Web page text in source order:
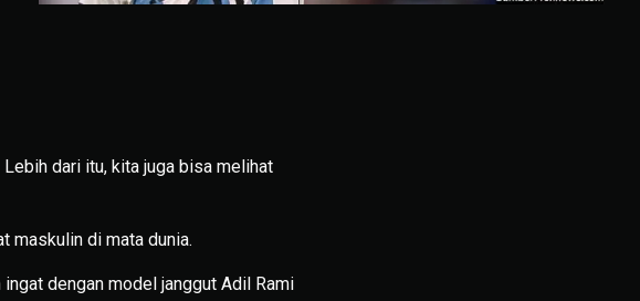
dari itu, kita juga bisa melihat
maskulin di mata dunia.
dengan model janggut Adil Rami